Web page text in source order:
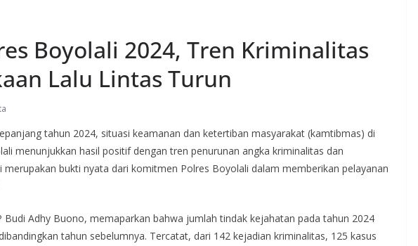
Boyolali 2024, Tren Kriminalitas
Lalu Lintas Turun
tahun 2024, situasi keamanan dan ketertiban masyarakat (kamtibmas) di
menunjukkan hasil positif dengan tren penurunan angka kriminalitas dan
merupakan bukti nyata dari komitmen Polres Boyolali dalam memberikan pelayanan
Budi Adhy Buono, memaparkan bahwa jumlah tindak kejahatan pada tahun 2024
tahun sebelumnya. Tercatat, dari 142 kejadian kriminalitas, 125 kasus